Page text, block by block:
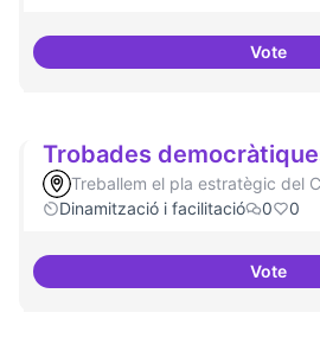
Vote
Trobades
Treballem el pla estratègic del
Dinamització i facilitació
0 0
Vote